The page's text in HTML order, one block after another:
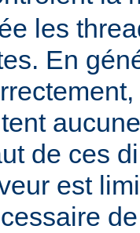
les
En
de ces
est